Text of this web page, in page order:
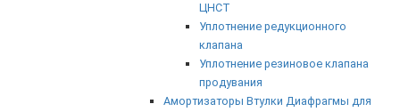
ЦНСТ
Уплотнение редукционного
клапана
Уплотнение резиновое клапана
продувания
Амортизаторы Втулки Диафрагмы для